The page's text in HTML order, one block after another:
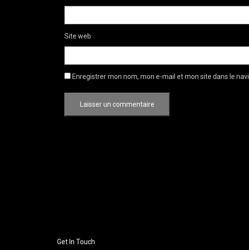
Site web
Enregistrer mon nom, mon e-mail et mon site dans le
Get In Touch